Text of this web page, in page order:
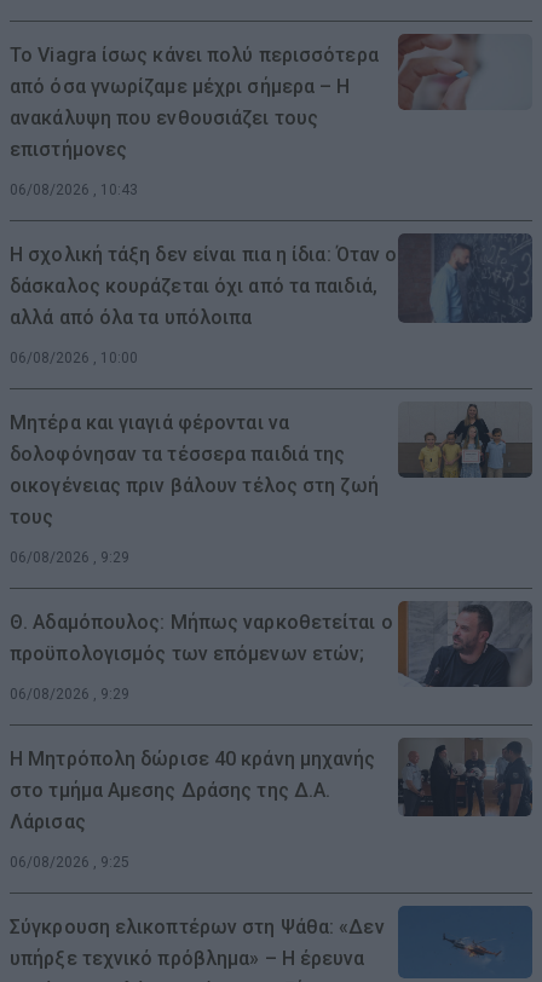
Το Viagra ίσως κάνει πολύ περισσότερα
από όσα γνωρίζαμε μέχρι σήμερα – Η
ανακάλυψη που ενθουσιάζει τους
επιστήμονες
06/08/2026 , 10:43
Η σχολική τάξη δεν είναι πια η ίδια: Όταν ο
δάσκαλος κουράζεται όχι από τα παιδιά,
αλλά από όλα τα υπόλοιπα
06/08/2026 , 10:00
Μητέρα και γιαγιά φέρονται να
δολοφόνησαν τα τέσσερα παιδιά της
οικογένειας πριν βάλουν τέλος στη ζωή
τους
06/08/2026 , 9:29
Θ. Αδαμόπουλος: Μήπως ναρκοθετείται ο
προϋπολογισμός των επόμενων ετών;
06/08/2026 , 9:29
Η Μητρόπολη δώρισε 40 κράνη μηχανής
στο τμήμα Αμεσης Δράσης της Δ.Α.
Λάρισας
06/08/2026 , 9:25
Σύγκρουση ελικοπτέρων στη Ψάθα: «Δεν
υπήρξε τεχνικό πρόβλημα» – Η έρευνα